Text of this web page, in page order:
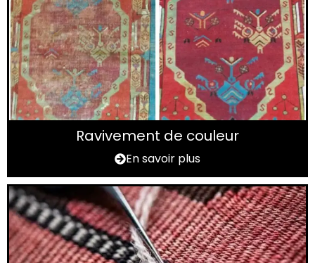
Ravivement de couleur
En savoir plus